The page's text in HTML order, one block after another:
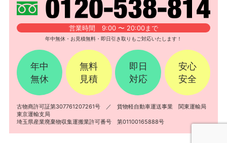
営業時間 9:00 〜 20:00まで
年中無休・お見積無料・即日引き取りもご対応いたします！
年中
無休
無料
見積
即日
対応
安心
安全
古物商許可証第307761207261号 ／ 貨物軽自動車運送事業 関東運輸局
東京運輸支局
埼玉県産業廃棄物収集運搬業許可番号 第01100165888号